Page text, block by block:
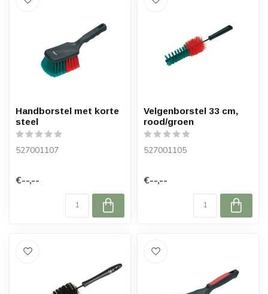
Handborstel met korte
steel
527001107
€--,--
Velgenborstel 33 cm,
rood/groen
527001105
€--,--